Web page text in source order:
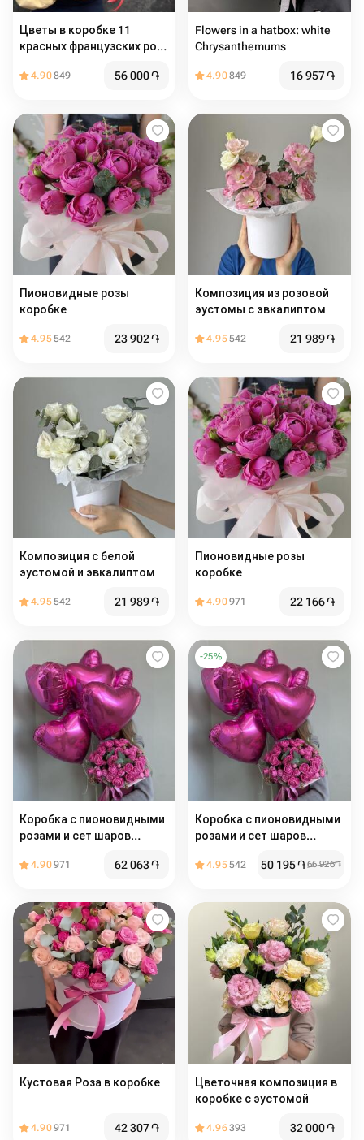
Цветы в коробке 11
красных французских роз
4.90849 56 000֏
Flowers in a hatbox: white
Chrysanthemums
4.90849 16 957֏
Пионовидные розы
коробке
4.95542 23 902֏
Композиция из розовой
эустомы с эвкалиптом
4.95542 21 989֏
Композиция с белой
эустомой и эвкалиптом
4.95542 21 989֏
Пионовидные розы
коробке
4.90971 22 166֏
Коробка с пионовидными
розами и сет шаров
4.90971 62 063֏
-25%
Коробка с пионовидными
розами и сет шаров
4.95542 50 195֏66 926֏
Кустовая Роза в коробке
4.90971 42 307֏
Цветочная композиция в
коробке с эустомой
4.96393 32 000֏